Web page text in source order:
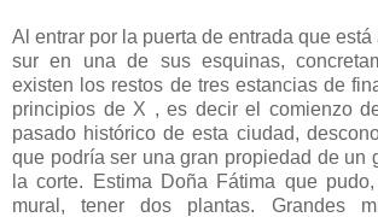
Al entrar por la puerta de entrada que está
sur en una de sus esquinas,
existen los restos de tres estancias de
principios de X , es decir el comienzo
pasado histórico de esta ciudad,
que podría ser una gran propiedad de un
la corte. Estima Doña Fátima que
mural, tener dos plantas. Grandes